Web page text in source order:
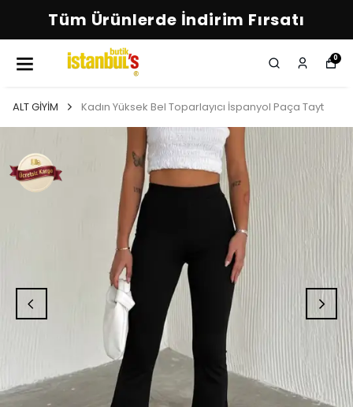
Tüm Ürünlerde İndirim Fırsatı
0
ALT GİYİM Kadın Yüksek Bel Toparlayıcı İspanyol Paça Tayt